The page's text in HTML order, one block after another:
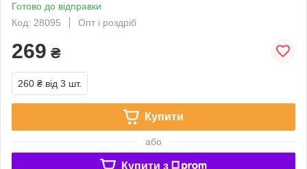
Готово до відправки
Код: 28095
Опт і роздріб
269 ₴
260 ₴ від 3 шт.
Купити
або
Купити з